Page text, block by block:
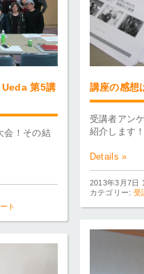
第5講
会！その結
ト
講座の感想
受講者アン
紹介します
Details »
2013年3月7日
カテゴリー:受